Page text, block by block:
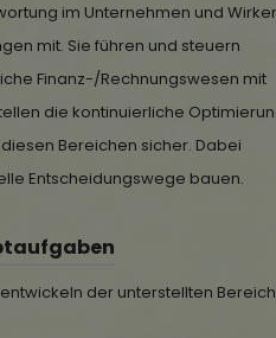
im Unternehmen und
mit. Sie führen und steuern
Finanz-/Rechnungswesen mit
die kontinuierliche
Bereichen sicher. Dabei
Entscheidungswege bauen.
der unterstellten